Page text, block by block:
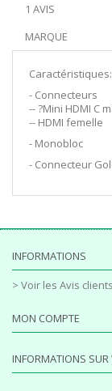
1 AVIS
MARQUE
Caractéristiques:
- Connecteurs
-- ?Mini HDMI C
-- HDMI femelle
- Monobloc
- Connecteur
INFORMATIONS
> Voir les Avis clients
MON COMPTE
INFORMATIONS